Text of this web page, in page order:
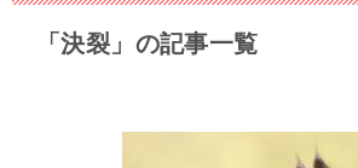
「決裂」の記事一覧